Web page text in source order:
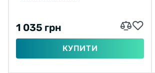
1 035 грн
КУПИТИ